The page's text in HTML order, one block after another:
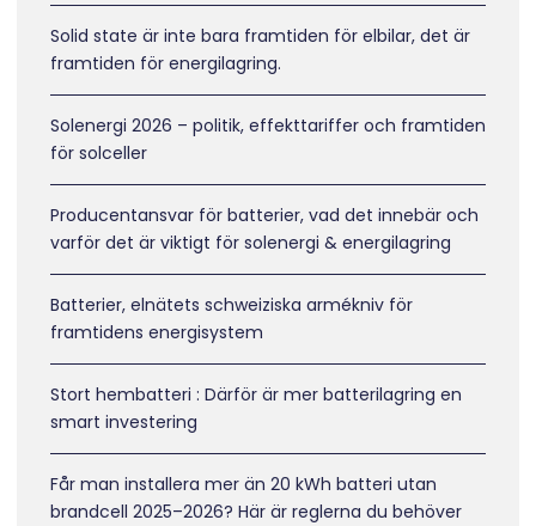
Solid state är inte bara framtiden för elbilar, det är
framtiden för energilagring.
Solenergi 2026 – politik, effekttariffer och framtiden
för solceller
Producentansvar för batterier, vad det innebär och
varför det är viktigt för solenergi & energilagring
Batterier, elnätets schweiziska armékniv för
framtidens energisystem
Stort hembatteri : Därför är mer batterilagring en
smart investering
Får man installera mer än 20 kWh batteri utan
brandcell 2025–2026? Här är reglerna du behöver